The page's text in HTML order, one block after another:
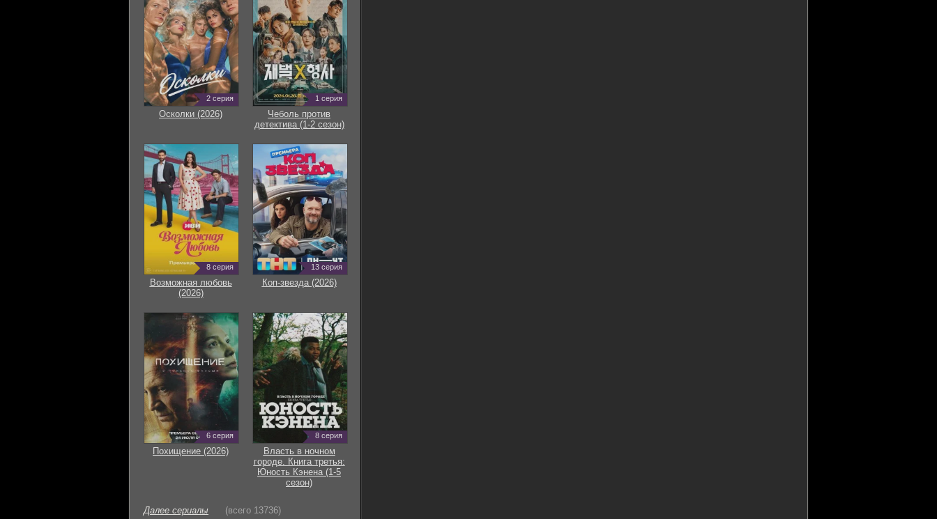
2 серия
Осколки (2026)
1 серия
Чеболь против
детектива (1-2 сезон)
8 серия
Возможная любовь
(2026)
13 серия
Коп-звезда (2026)
6 серия
Похищение (2026)
8 серия
Власть в ночном
городе. Книга третья:
Юность Кэнена (1-5
сезон)
Далее сериалы (всего 13736)